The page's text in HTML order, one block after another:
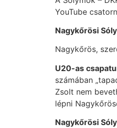
YouTube
Nagykőrösi
Nagykőrös,
U20-as
számában
Zsolt nem
lépni
Nagykőrösi